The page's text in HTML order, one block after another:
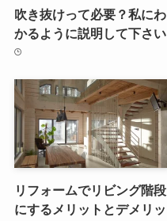
吹き抜けって必要？私にわ
かるように説明して下さい
リフォームでリビング階段
にするメリットとデメリッ